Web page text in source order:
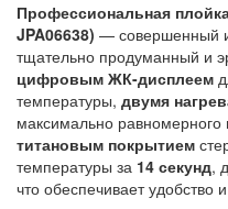
Профессиональная
JPA06638) — совершенный
тщательно продуманный и
цифровым ЖК-дисплеем
температуры, двумя
максимально равномерного
титановым покрытием
температуры за 14 секунд,
что обеспечивает удобство